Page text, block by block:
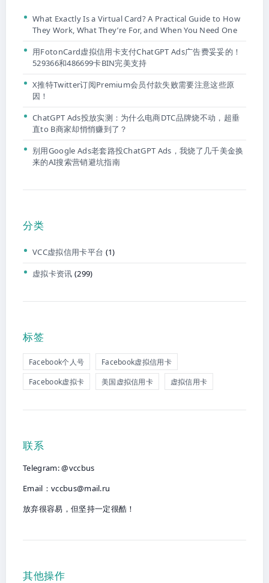
What Exactly Is a Virtual Card? A Practical Guide to How
They Work, What They’re For, and When You Need One
用FotonCard虚拟信用卡支付ChatGPT Ads广告费妥妥的！
529366和486699卡BIN完美支持
X推特Twitter订阅Premium会员付款失败需要注意这些原
因！
ChatGPT Ads投放实测：为什么电商DTC品牌烧不动，超垂
直to B商家却悄悄赚到了？
别用Google Ads老套路投ChatGPT Ads，我烧了几千美金换
来的AI搜索营销避坑指南
分类
VCC虚拟信用卡平台 (1)
虚拟卡资讯 (299)
标签
Facebook个人号
Facebook虚拟信用卡
Facebook虚拟卡
美国虚拟信用卡 虚拟信用卡
联系
Telegram: @vccbus
Email： vccbus@mail.ru
放弃很容易，但坚持一定很酷！
其他操作